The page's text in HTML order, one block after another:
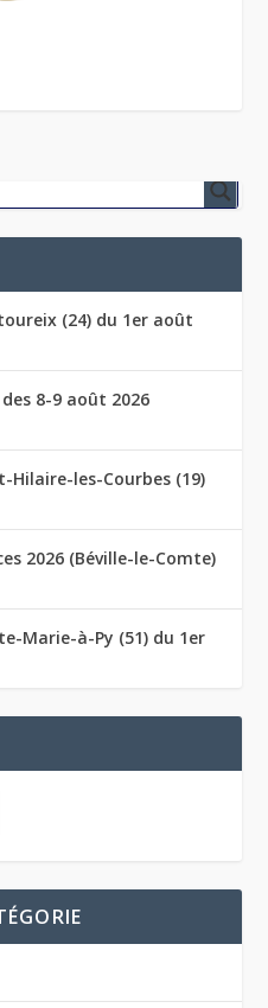
(24) du 1er août
des 8-9 août 2026
Hilaire-les-Courbes (19)
2026 (Béville-le-Comte)
Marie-à-Py (51) du 1er